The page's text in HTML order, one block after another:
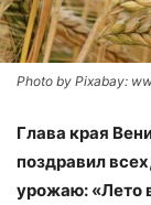
Photo by Pixabay:
Глава края
поздравил
урожаю: «Лето